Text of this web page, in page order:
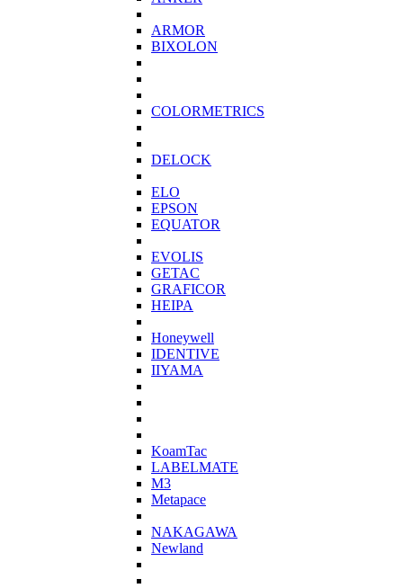
ARMOR
BIXOLON
COLORMETRICS
DELOCK
ELO
EPSON
EQUATOR
EVOLIS
GETAC
GRAFICOR
HEIPA
Honeywell
IDENTIVE
IIYAMA
KoamTac
LABELMATE
M3
Metapace
NAKAGAWA
Newland